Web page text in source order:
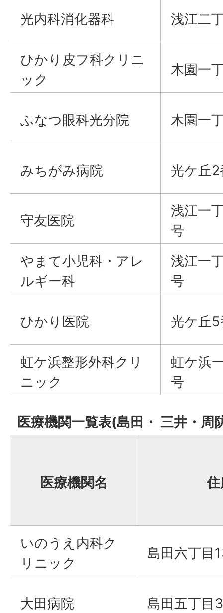
光内科消化器科 浅江二
ひかり皮フ科クリニ
ック
木園一
ふなつ眼科光分院 木園一
みちがみ病院 光ケ丘
守友医院
浅江一
号
やまて小児科・アレ
ルギー科
浅江一
号
ひかり医院 光ケ丘
虹ケ浜整形外科クリ
ニック
虹ケ浜
号
医療機関一覧表(島田・ 三井・周
医療機関名 住
いのうえ内科ク
リニック
島田六丁目
大田病院 島田五丁目